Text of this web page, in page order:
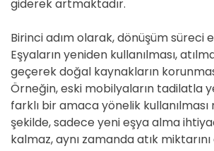
giderek artmaktadır.
Birinci adım olarak, dönüşüm süreci
Eşyaların yeniden kullanılması,
geçerek doğal kaynakların
Örneğin, eski mobilyaların tadilatla
farklı bir amaca yönelik kullanılması
şekilde, sadece yeni eşya alma
kalmaz, aynı zamanda atık